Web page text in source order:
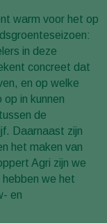
warm voor het op
in deze
concreet dat
en op welke
in kunnen
de
Daarnaast zijn
het maken van
Agri zijn we
we het
en